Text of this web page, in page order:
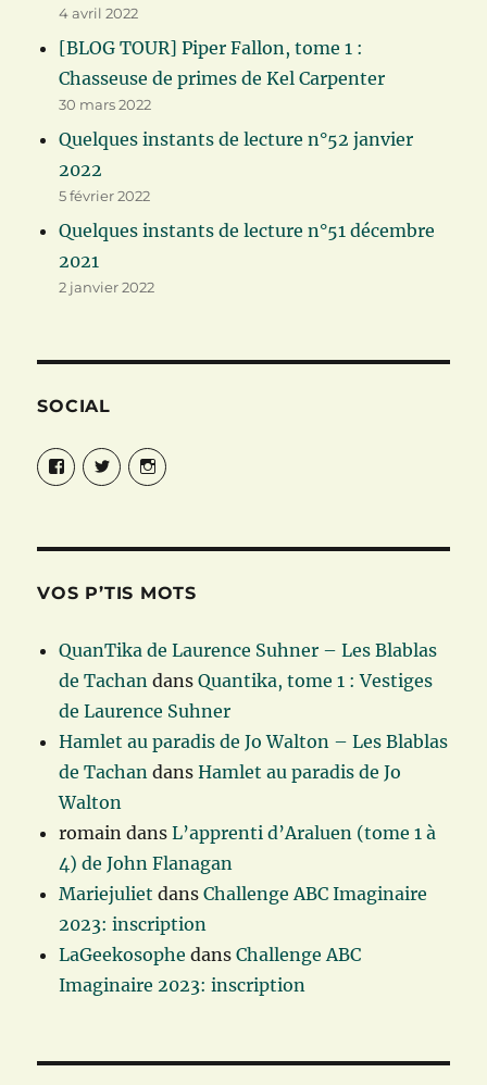
4 avril 2022
[BLOG TOUR] Piper Fallon, tome 1 :
Chasseuse de primes de Kel Carpenter
30 mars 2022
Quelques instants de lecture n°52 janvier
2022
5 février 2022
Quelques instants de lecture n°51 décembre
2021
2 janvier 2022
SOCIAL
FacebookTwitterInstagram
VOS P’TIS MOTS
QuanTika de Laurence Suhner – Les Blablas
de Tachan dansQuantika, tome 1 : Vestiges
de Laurence Suhner
Hamlet au paradis de Jo Walton – Les Blablas
de Tachan dansHamlet au paradis de Jo
Walton
romain dansL’apprenti d’Araluen (tome 1 à
4) de John Flanagan
Mariejuliet dansChallenge ABC Imaginaire
2023: inscription
LaGeekosophe dansChallenge ABC
Imaginaire 2023: inscription